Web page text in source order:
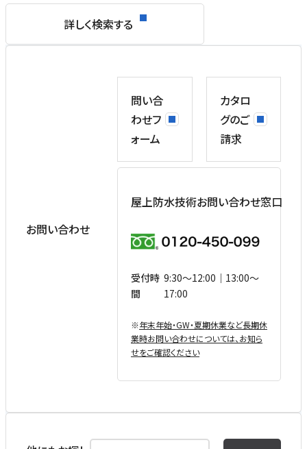
詳しく検索する
お問い合わせ
問い合
わせフ
ォーム
カタロ
グのご
請求
屋上防水技術お問い合わせ窓口
受付時
間
9:30〜12:00｜13:00〜
17:00
※年末年始・GW・夏期休業など⻑期休
業時お問い合わせについては、お知ら
せをご確認ください